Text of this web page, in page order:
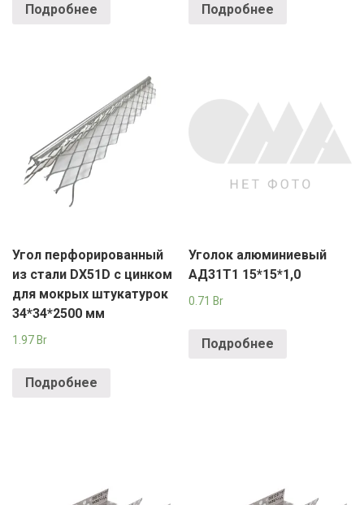
Подробнее Подробнее
Угол перфорированный
из стали DX51D с цинком
для мокрых штукатурок
34*34*2500 мм
1.97 Br
Подробнее
Уголок алюминиевый
АД31Т1 15*15*1,0
0.71 Br
Подробнее